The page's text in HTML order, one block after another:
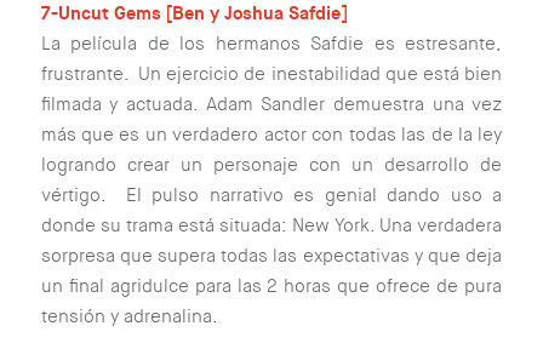
7-Uncut Gems [Ben y Joshua Safdie]
La película de los hermanos Safdie es estresante,
frustrante. Un ejercicio de inestabilidad que está bien
filmada y actuada. Adam Sandler demuestra una vez
más que es un verdadero actor con todas las de la ley
logrando crear un personaje con un desarrollo de
vértigo. El pulso narrativo es genial dando uso a
donde su trama está situada: New York. Una verdadera
sorpresa que supera todas las expectativas y que deja
un final agridulce para las 2 horas que ofrece de pura
tensión y adrenalina.